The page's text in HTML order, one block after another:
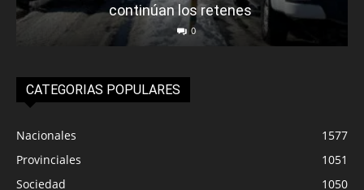
continúan los retenes
0
CATEGORIAS POPULARES
Nacionales
1577
Provinciales
1051
Sociedad
1050